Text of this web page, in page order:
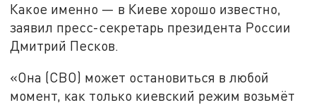
Какое именно — в Киеве хорошо известно,
заявил пресс-секретарь президента России
Дмитрий Песков.
«Она (СВО) может остановиться в любой
момент, как только киевский режим возьмёт